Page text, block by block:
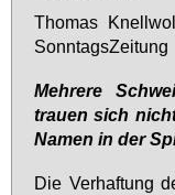
Tho­mas
Sonn­tags­Zei­tung
Meh­re­re
trau­en sich
Na­men in der
Die Ver­haf­tung